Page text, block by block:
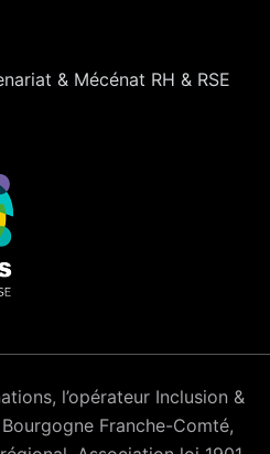
& Mécénat RH & RSE
l’opérateur Inclusion &
Franche-Comté,